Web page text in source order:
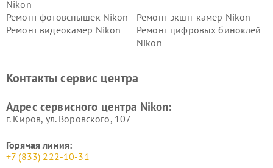
Nikon
Ремонт фотовспышек Nikon
Ремонт экшн-камер Nikon
Ремонт видеокамер Nikon
Ремонт цифровых биноклей
Nikon
Ремонт цифровых монокуляров Nikon
Контакты сервис центра
Адрес сервисного центра Nikon:
г. Киров, ул. Воровского, 107
Горячая линия:
+7 (833) 222-10-31